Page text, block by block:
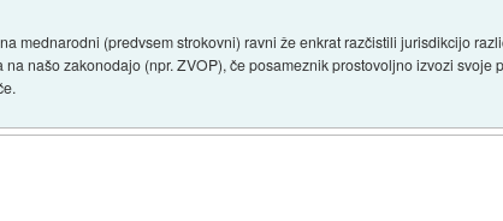
mednarodni (predvsem strokovni) ravni že enkrat razčistili jurisdikcijo
našo zakonodajo (npr. ZVOP), če posameznik prostovoljno izvozi svoje